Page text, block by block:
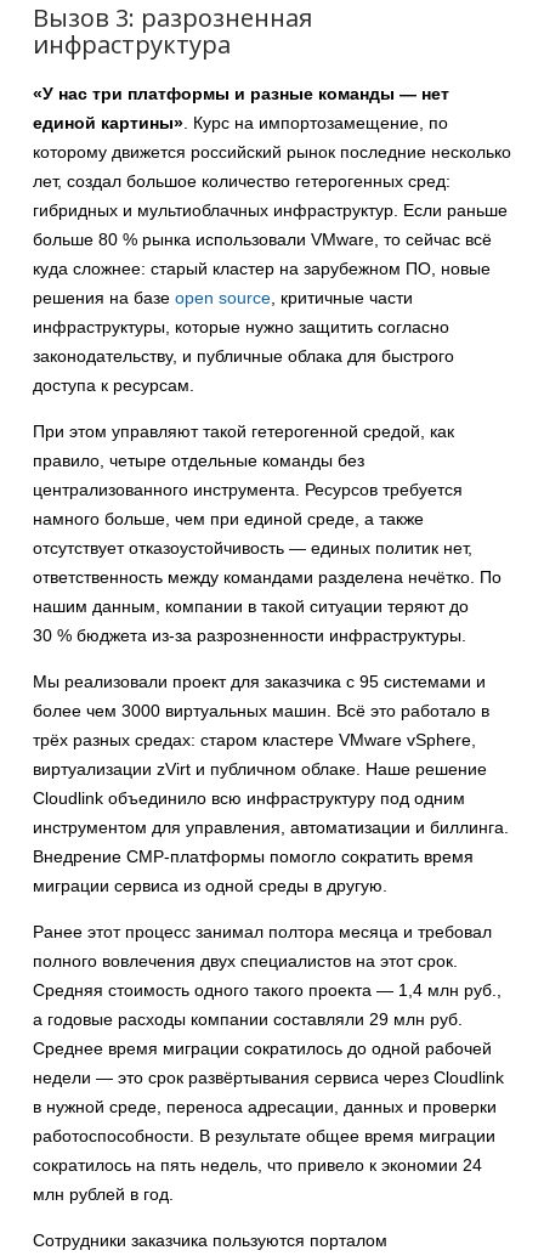
Вызов 3: разрозненная
инфраструктура
«У нас три платформы и разные команды — нет
единой картины». Курс на импортозамещение, по
которому движется российский рынок последние несколько
лет, создал большое количество гетерогенных сред:
гибридных и мультиоблачных инфраструктур. Если раньше
больше 80 % рынка использовали VMware, то сейчас всё
куда сложнее: старый кластер на зарубежном ПО, новые
решения на базе open source, критичные части
инфраструктуры, которые нужно защитить согласно
законодательству, и публичные облака для быстрого
доступа к ресурсам.
При этом управляют такой гетерогенной средой, как
правило, четыре отдельные команды без
централизованного инструмента. Ресурсов требуется
намного больше, чем при единой среде, а также
отсутствует отказоустойчивость — единых политик нет,
ответственность между командами разделена нечётко. По
нашим данным, компании в такой ситуации теряют до
30 % бюджета из-за разрозненности инфраструктуры.
Мы реализовали проект для заказчика с 95 системами и
более чем 3000 виртуальных машин. Всё это работало в
трёх разных средах: старом кластере VMware vSphere,
виртуализации zVirt и публичном облаке. Наше решение
Cloudlink объединило всю инфраструктуру под одним
инструментом для управления, автоматизации и биллинга.
Внедрение CMP-платформы помогло сократить время
миграции сервиса из одной среды в другую.
Ранее этот процесс занимал полтора месяца и требовал
полного вовлечения двух специалистов на этот срок.
Средняя стоимость одного такого проекта — 1,4 млн руб.,
а годовые расходы компании составляли 29 млн руб.
Среднее время миграции сократилось до одной рабочей
недели — это срок развёртывания сервиса через Cloudlink
в нужной среде, переноса адресации, данных и проверки
работоспособности. В результате общее время миграции
сократилось на пять недель, что привело к экономии 24
млн рублей в год.
Сотрудники заказчика пользуются порталом